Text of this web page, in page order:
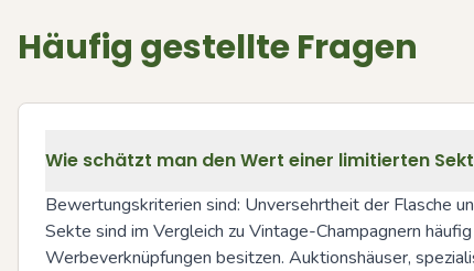
Häufig gestellte Fragen
Wie schätzt man den Wert einer limitierten
Bewertungskriterien sind: Unversehrtheit der Flasche
Sekte sind im Vergleich zu Vintage-Champagnern
Werbeverknüpfungen besitzen. Auktionshäuser,